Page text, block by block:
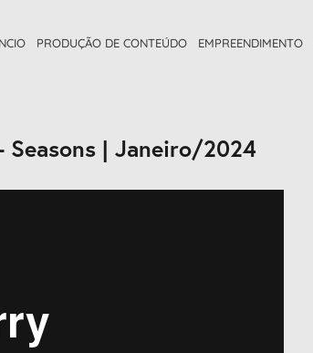
PRODUÇÃO DE CONTEÚDO EMPREENDIMENTO
Seasons | Janeiro/2024